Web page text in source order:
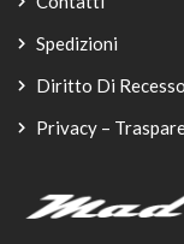
Spedizioni
Diritto Di Recesso
Privacy –